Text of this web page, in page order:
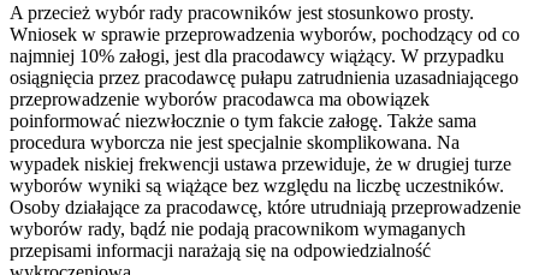
A przecież wybór rady pracowników jest stosunkowo prosty.
Wniosek w sprawie przeprowadzenia wyborów, pochodzący od co
najmniej 10% załogi, jest dla pracodawcy wiążący. W przypadku
osiągnięcia przez pracodawcę pułapu zatrudnienia uzasadniającego
przeprowadzenie wyborów pracodawca ma obowiązek
poinformować niezwłocznie o tym fakcie załogę. Także sama
procedura wyborcza nie jest specjalnie skomplikowana. Na
wypadek niskiej frekwencji ustawa przewiduje, że w drugiej turze
wyborów wyniki są wiążące bez względu na liczbę uczestników.
Osoby działające za pracodawcę, które utrudniają przeprowadzenie
wyborów rady, bądź nie podają pracownikom wymaganych
przepisami informacji narażają się na odpowiedzialność